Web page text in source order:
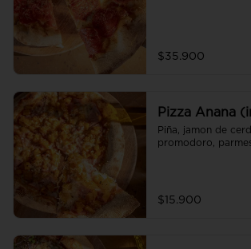
$35.900
Pizza Anana
Piña, jamon de
promodoro,
$15.900